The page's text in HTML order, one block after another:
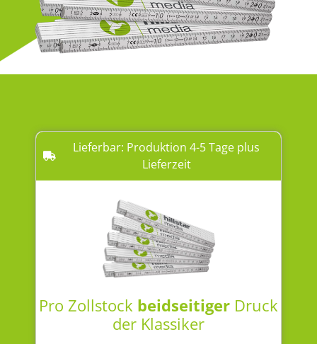
Lieferbar: Produktion 4-5 Tage plus
Lieferzeit
Pro Zollstock beidseitiger Druck
der Klassiker